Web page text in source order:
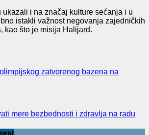
ukazali i na značaj kulture sećanja i u
istakli važnost negovanja zajedničkih
kao što je misija Halijard.
zatvorenog bazena na
mere bezbednosti i zdravlja na radu